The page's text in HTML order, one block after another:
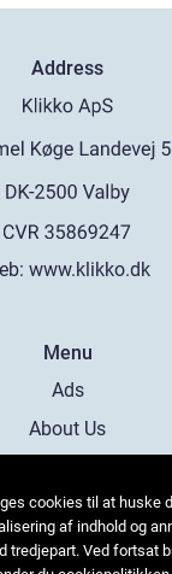
Address
www.klikko.dk
Menu
Ads
About Us
Contact
Sitemap
cookies til at huske
af indhold og
tredjepart. Ved fortsat